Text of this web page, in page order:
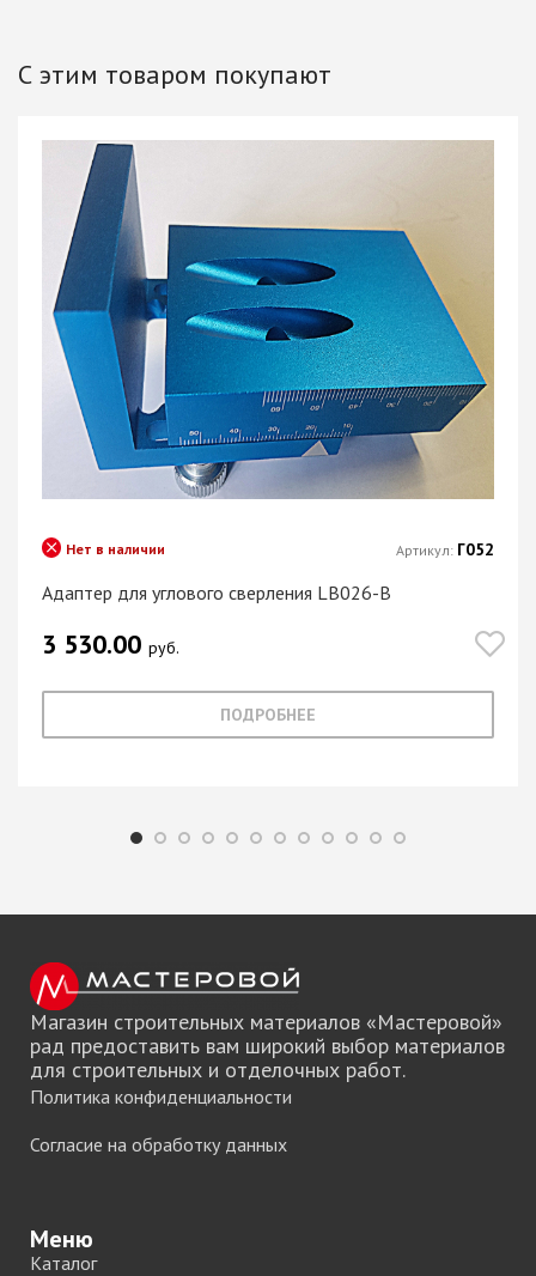
С этим товаром покупают
Адаптер для углового сверления LB026-B
Нет в наличии
3 530.00 руб.
ПОДРОБНЕЕ
Артикул: Г052
Магазин строительных материалов «Мастеровой»
рад предоставить вам широкий выбор материалов
для строительных и отделочных работ.
Политика конфиденциальности
Согласие на обработку данных
Меню
Каталог